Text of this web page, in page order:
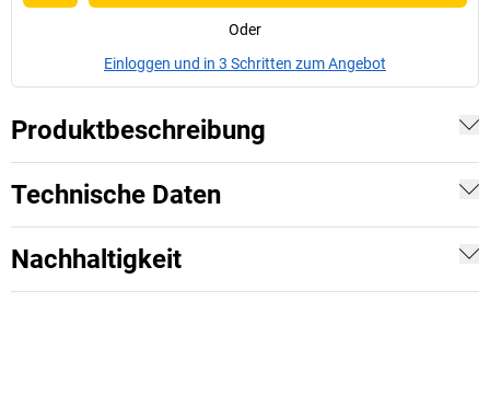
Oder
Einloggen und in 3 Schritten zum Angebot
Produktbeschreibung
Technische Daten
Nachhaltigkeit